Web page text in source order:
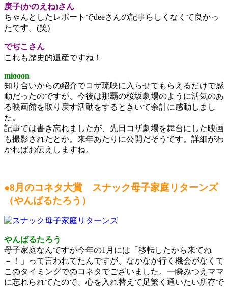
庚子(かのえね)さん
ちゃんとしたレポートでdeeさんの記事らしくなくて良かっ
たです。(笑)
でぢこさん
これも歴史的遺産ですね！
miooon
知り合いからの紹介でコザ琉映に入らせてもらえるだけで感
動だったのですが、今後は那覇の桜坂劇場のように活気のあ
る映画館を取り戻す活動をするときいて余計に感動しまし
た。
記事では書き忘れましたが、先日コザ劇場を舞台にした映画
も撮影されたとか。来年あたりに公開だそうです。詳細がわ
かればお伝えしますね。
●8月のコネタ大賞 スナック母子家庭リターンズ
（やんばるたろう）
やんばるたろう
母子家庭なんですが今年の1月には「移転したから来てね
－！」って言われてたんですが、なかなか行く機会がなくて
このタイミングでのコネタでございました。一瞬みつえママ
に忘れられてたので、心を入れ替えて足繁く通いたい所存で